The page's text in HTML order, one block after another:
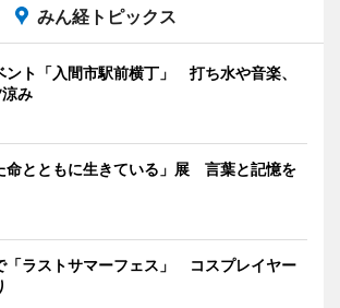
みん経トピックス
ント「入間市駅前横丁」 打ち水や音楽、
み
命とともに生きている」展 言葉と記憶を
「ラストサマーフェス」 コスプレイヤー